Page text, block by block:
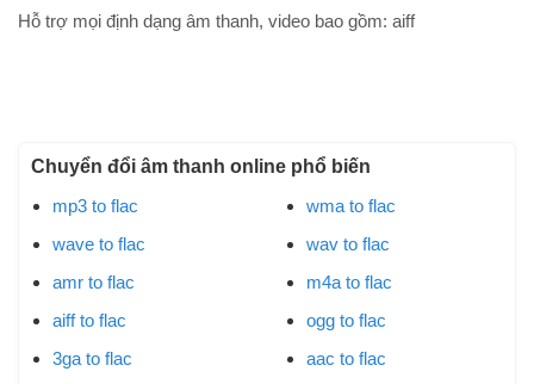
Hỗ trợ mọi định dạng âm thanh, video bao gồm: aiff
Chuyển đổi âm thanh online phổ biến
mp3 to flac
wave to flac
amr to flac
aiff to flac
3ga to flac
wma to flac
wav to flac
m4a to flac
ogg to flac
aac to flac